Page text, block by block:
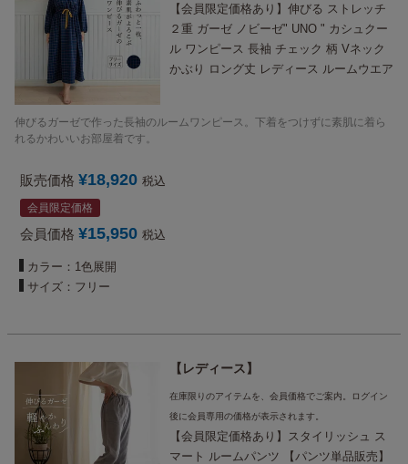
【会員限定価格あり】伸びる ストレッチ
２重 ガーゼ ノビーゼ" UNO " カシュクー
ル ワンピース 長袖 チェック 柄 Vネック
かぶり ロング丈 レディース ルームウエア
伸びるガーゼで作った長袖のルームワンピース。下着をつけずに素肌に着ら
れるかわいいお部屋着です。
販売価格 ¥18,920 税込
会員限定価格
会員価格 ¥15,950 税込
カラー：1色展開
サイズ：フリー
レディース
在庫限りのアイテムを、会員価格でご案内。ログイン
後に会員専用の価格が表示されます。
【会員限定価格あり】スタイリッシュ ス
マート ルームパンツ 【パンツ単品販売】